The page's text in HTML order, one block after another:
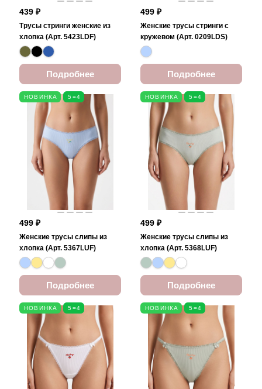
439 ₽
Трусы стринги женские из
хлопка (Арт. 5423LDF)
Подробнее
499 ₽
Женские трусы стринги с
кружевом (Арт. 0209LDS)
Подробнее
НОВИНКА 5=4
499 ₽
Женские трусы слипы из
хлопка (Арт. 5367LUF)
Подробнее
НОВИНКА 5=4
499 ₽
Женские трусы слипы из
хлопка (Арт. 5368LUF)
Подробнее
НОВИНКА 5=4 НОВИНКА 5=4